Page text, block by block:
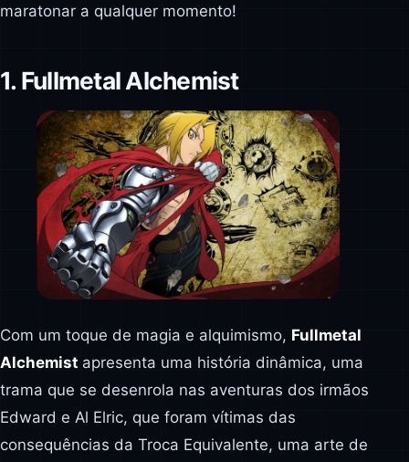
maratonar a qualquer momento!
1. Fullmetal Alchemist
Com um toque de magia e alquimismo, Fullmetal
Alchemist apresenta uma história dinâmica, uma
trama que se desenrola nas aventuras dos irmãos
Edward e Al Elric, que foram vítimas das
consequências da Troca Equivalente, uma arte de